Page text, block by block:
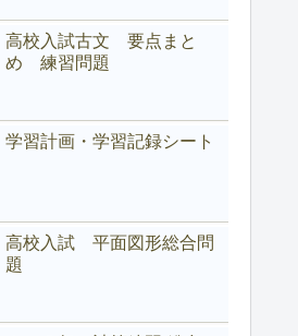
高校入試古文 要点まと
め 練習問題
学習計画・学習記録シート
高校入試 平面図形総合問
題